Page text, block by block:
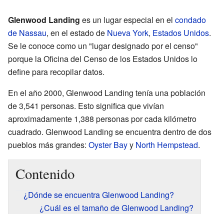
Glenwood Landing es un lugar especial en el condado
de Nassau, en el estado de Nueva York, Estados Unidos.
Se le conoce como un "lugar designado por el censo"
porque la Oficina del Censo de los Estados Unidos lo
define para recopilar datos.
En el año 2000, Glenwood Landing tenía una población
de 3,541 personas. Esto significa que vivían
aproximadamente 1,388 personas por cada kilómetro
cuadrado. Glenwood Landing se encuentra dentro de dos
pueblos más grandes: Oyster Bayy North Hempstead.
Contenido
¿Dónde se encuentra Glenwood Landing?
¿Cuál es el tamaño de Glenwood Landing?